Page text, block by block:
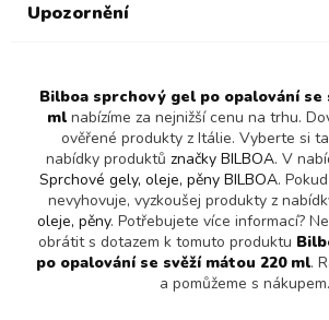
Upozornění
Bilboa sprchový gel po opalování se
ml nabízíme za nejnižší cenu na trhu.
ověřené produkty z Itálie. Vyberte si
nabídky produktů značky BILBOA. V
Sprchové gely, oleje, pěny BILBOA.
nevyhovuje, vyzkoušej produkty z
oleje, pěny. Potřebujete více informací?
obrátit s dotazem k tomuto produktu
po opalování se svěží mátou 220 ml.
a pomůžeme s nákupem.